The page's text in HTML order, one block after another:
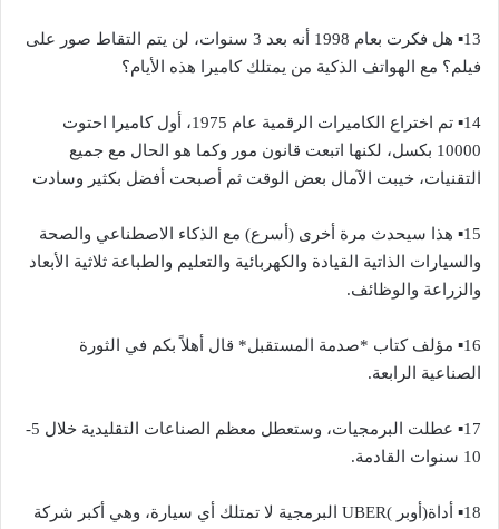
13▪︎ هل فكرت بعام 1998 أنه بعد 3 سنوات، لن يتم التقاط صور على
فيلم؟ مع الهواتف الذكية من يمتلك كاميرا هذه الأيام؟
14▪︎ تم اختراع الكاميرات الرقمية عام 1975، أول كاميرا احتوت
10000 بكسل، لكنها اتبعت قانون مور وكما هو الحال مع جميع
التقنيات، خيبت الآمال بعض الوقت ثم أصبحت أفضل بكثير وسادت
15▪︎ هذا سيحدث مرة أخرى (أسرع) مع الذكاء الاصطناعي والصحة
والسيارات الذاتية القيادة والكهربائية والتعليم والطباعة ثلاثية الأبعاد
والزراعة والوظائف.
16▪︎ مؤلف كتاب *صدمة المستقبل* قال أهلاً بكم في الثورة
الصناعية الرابعة.
17▪︎ عطلت البرمجيات، وستعطل معظم الصناعات التقليدية خلال 5-
10 سنوات القادمة.
18▪︎ أداة(أوبر )UBER البرمجية لا تمتلك أي سيارة، وهي أكبر شركة